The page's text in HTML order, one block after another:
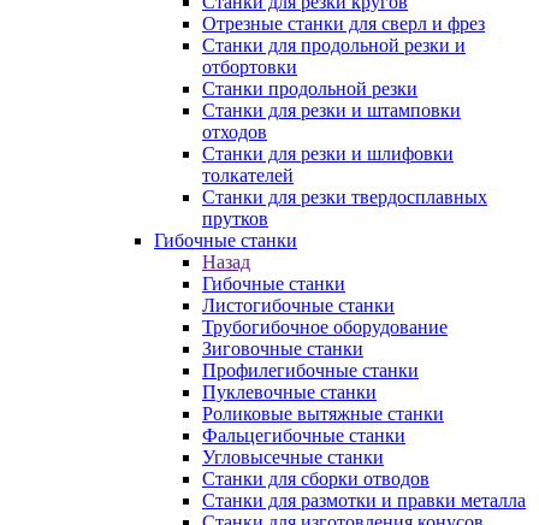
Отрезные станки для сверл и фрез
Станки для продольной резки и
отбортовки
Станки продольной резки
Станки для резки и штамповки
отходов
Станки для резки и шлифовки
толкателей
Станки для резки твердосплавных
прутков
Гибочные станки
Назад
Гибочные станки
Листогибочные станки
Трубогибочное оборудование
Зиговочные станки
Профилегибочные станки
Пуклевочные станки
Роликовые вытяжные станки
Фальцегибочные станки
Угловысечные станки
Станки для сборки отводов
Станки для размотки и правки металла